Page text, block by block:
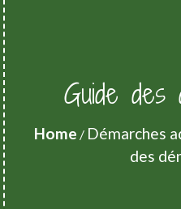
Guide des
Home / Démarches
des